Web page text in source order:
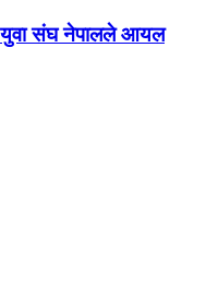
युवा संघ नेपालले आयल